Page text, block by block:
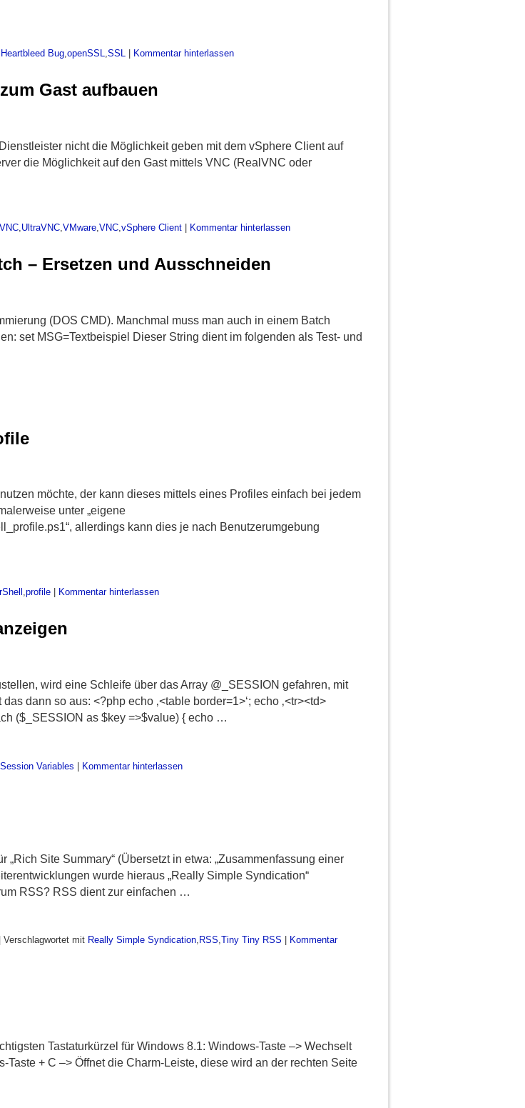
Heartbleed Bug,openSSL,SSL Kommentar hinterlassen
Gast aufbauen
nicht die Möglichkeit geben mit dem vSphere Client auf
die Möglichkeit auf den Gast mittels VNC (RealVNC oder
UltraVNC VMware VNC vSphere Client Kommentar hinterlassen
– Ersetzen und Ausschneiden
(DOS CMD). Manchmal muss man auch in einem Batch
set MSG=Textbeispiel Dieser String dient im folgenden als Test- und
möchte, der kann dieses mittels eines Profiles einfach bei jedem
unter „eigene
allerdings kann dies je nach Benutzerumgebung
,profile Kommentar hinterlassen
wird eine Schleife über das Array @_SESSION gefahren, mit
dann so aus: <?php echo ‚<table border=1>‘; echo ‚<tr><td>
($_SESSION as $key =>$value) { echo …
Session Variables Kommentar hinterlassen
Site Summary“ (Übersetzt in etwa: „Zusammenfassung einer
wurde hieraus „Really Simple Syndication“
RSS? RSS dient zur einfachen …
Verschlagwortet mit Really Simple Syndication, RSS,Tiny Tiny RSS
Kommentar
Tastaturkürzel für Windows 8.1: Windows-Taste –> Wechselt
+ C –> Öffnet die Charm-Leiste, diese wird an der rechten Seite